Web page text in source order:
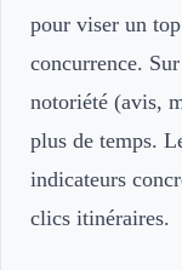
pour viser un
concurrence.
notoriété (avis,
plus de temps.
indicateurs
clics itinéraires.